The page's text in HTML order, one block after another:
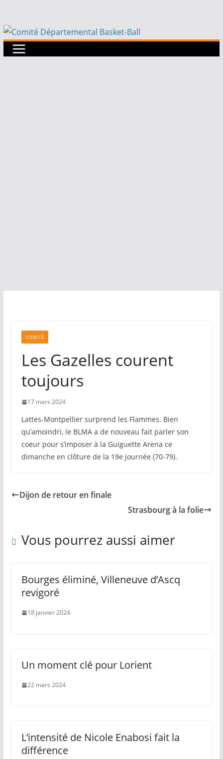
au
contenu
COMITÉ
Les Gazelles courent
toujours
17 mars 2024
Lattes-Montpellier surprend les Flammes. Bien
qu’amoindri, le BLMA a de nouveau fait parler son
coeur pour s’imposer à la Guiguette Arena ce
dimanche en clôture de la 19e journée (70-79).
Dijon de retour en finale
Strasbourg à la folie
Vous pourrez aussi aimer
Bourges éliminé, Villeneuve d’Ascq
revigoré
18 janvier 2024
Un moment clé pour Lorient
22 mars 2024
L’intensité de Nicole Enabosi fait la
différence